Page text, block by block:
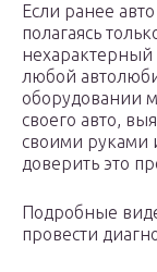
Если ранее
полагаясь
нехарактерный
любой
оборудовании
своего авто,
своими руками
доверить это
Подробные
провести